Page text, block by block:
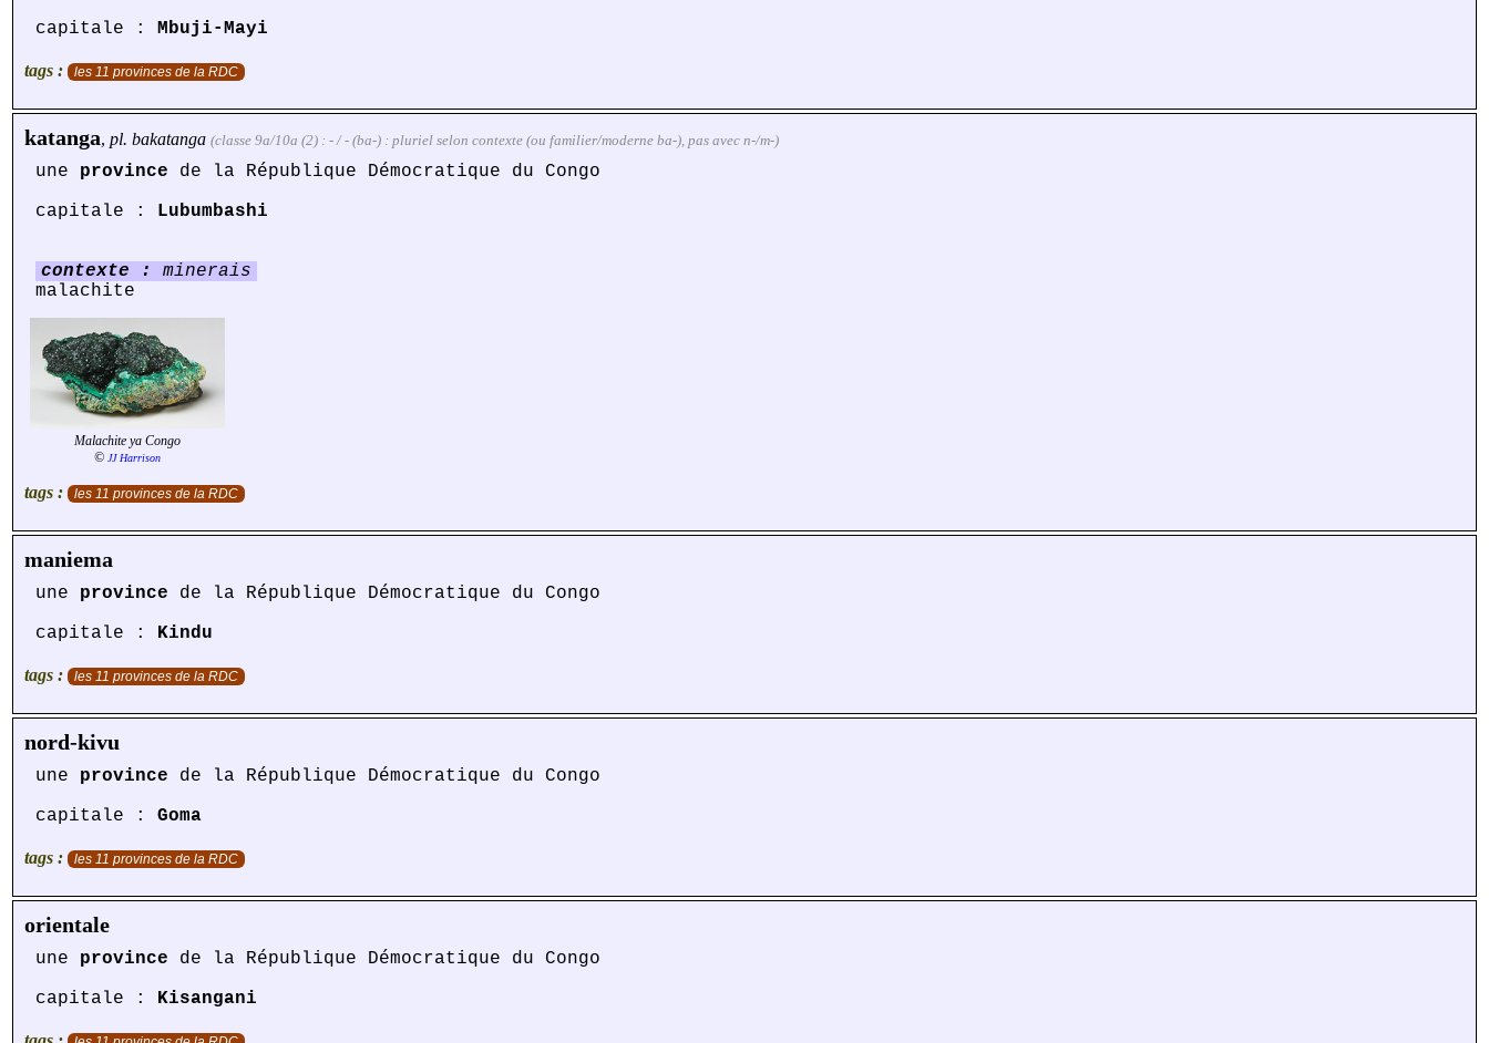
capitale : Mbuji-Mayi
tags : les 11 provinces de la RDC
katanga, pl. bakatanga (classe 9a/10a (2) : - / - (ba-) : pluriel selon contexte (ou familier/moderne ba-), pas avec n-/m-)
une province de la République Démocratique du Congo
capitale : Lubumbashi
contexte :
minerais
malachite
Malachite ya Congo
© JJ Harrison
tags : les 11 provinces de la RDC
maniema
une province de la République Démocratique du Congo
capitale : Kindu
tags : les 11 provinces de la RDC
nord-kivu
une province de la République Démocratique du Congo
capitale : Goma
tags : les 11 provinces de la RDC
orientale
une province de la République Démocratique du Congo
capitale : Kisangani